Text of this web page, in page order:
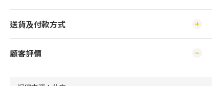
送貨及付款方式
顧客評價